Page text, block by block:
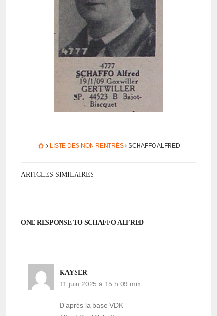
LISTE DES NON RENTRÉS SCHAFFO ALFRED
ARTICLES SIMILAIRES
ONE RESPONSE TO SCHAFFO ALFRED
KAYSER
11 juin 2025 à 15 h 09 min
D’après la base VDK: